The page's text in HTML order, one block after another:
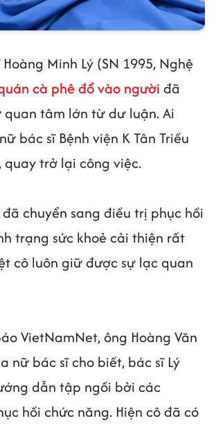
Minh Lý (SN 1995, Nghệ
cà phê đổ vào người đã
quan tâm lớn từ dư luận. Ai
bác sĩ Bệnh viện K Tân Triều
quay trở lại công việc.
đã chuyển sang điều trị phục hồi
trạng sức khoẻ cải thiện rất
cô luôn giữ được sự lạc quan
VietNamNet, ông Hoàng Văn
nữ bác sĩ cho biết, bác sĩ Lý
dẫn tập ngồi bởi các
hồi chức năng. Hiện cô đã có